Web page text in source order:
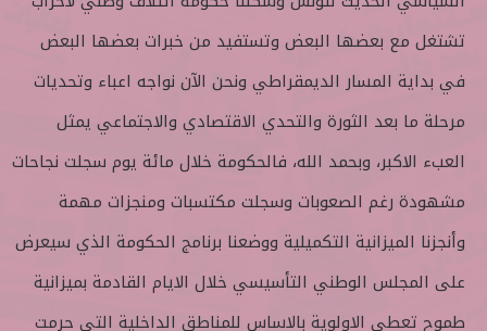
تشتغل مع بعضها البعض وتستفيد من خبرات بعضها البعض
في بداية المسار الديمقراطي ونحن الآن نواجه اعباء وتحديات
مرحلة ما بعد الثورة والتحدي الاقتصادي والاجتماعي يمثل
العبء الاكبر، وبحمد الله، فالحكومة خلال مائة يوم سجلت نجاحات
مشهودة رغم الصعوبات وسجلت مكتسبات ومنجزات مهمة
وأنجزنا الميزانية التكميلية ووضعنا برنامج الحكومة الذي سيعرض
على المجلس الوطني التأسيسي خلال الايام القادمة بميزانية
طموح تعطي الاولوية بالاساس للمناطق الداخلية التي حرمت